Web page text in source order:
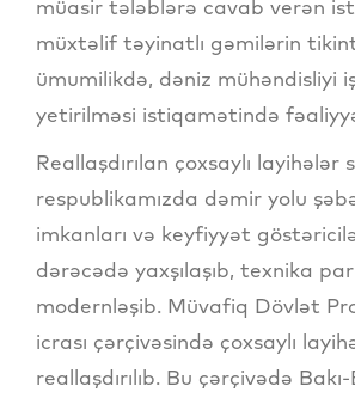
müasir tələblərə cavab verən
müxtəlif təyinatlı gəmilərin
ümumilikdə, dəniz mühəndisliyi
yetirilməsi istiqamətində
Reallaşdırılan çoxsaylı layihələr
respublikamızda dəmir yolu
imkanları və keyfiyyət
dərəcədə yaxşılaşıb, texnika
modernləşib. Müvafiq Dövlət
icrası çərçivəsində çoxsaylı
reallaşdırılıb. Bu çərçivədə